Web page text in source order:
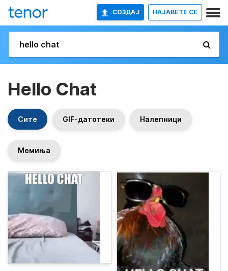
СОЗДАЈ НАЈАВETE СЕ
Hello Chat
Сите GIF-датотеки Налепници
Мемиња